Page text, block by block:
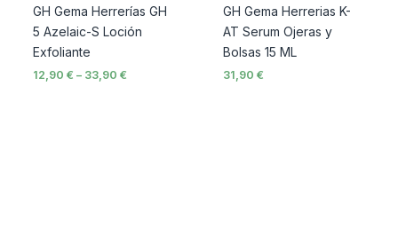
GH Gema Herrerías GH
5 Azelaic-S Loción
Exfoliante
12,90 € – 33,90 €
GH Gema Herrerias K-
AT Serum Ojeras y
Bolsas 15 ML
31,90 €